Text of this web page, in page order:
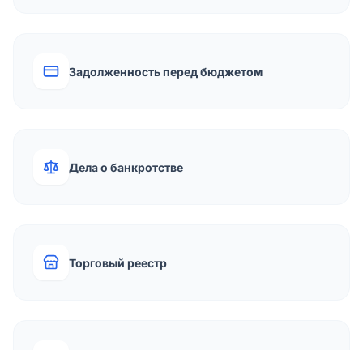
Задолженность перед бюджетом
Дела о банкротстве
Торговый реестр